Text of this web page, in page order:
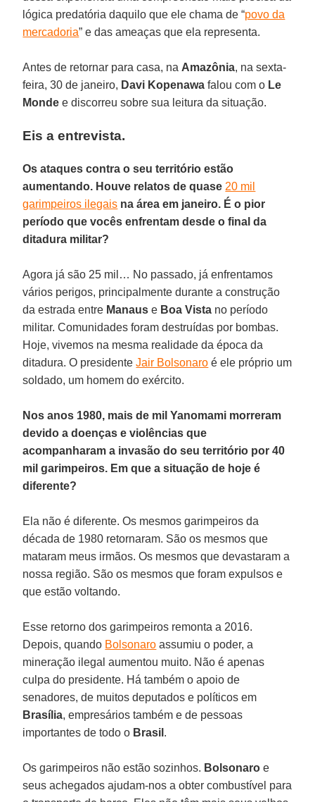
lógica predatória daquilo que ele chama de “povo da
mercadoria” e das ameaças que ela representa.
Antes de retornar para casa, na Amazônia, na sexta-
feira, 30 de janeiro, Davi Kopenawa falou com o Le
Monde e discorreu sobre sua leitura da situação.
Eis a entrevista.
Os ataques contra o seu território estão
aumentando. Houve relatos de quase 20 mil
garimpeiros ilegais na área em janeiro. É o pior
período que vocês enfrentam desde o final da
ditadura militar?
Agora já são 25 mil… No passado, já enfrentamos
vários perigos, principalmente durante a construção
da estrada entre Manaus e Boa Vista no período
militar. Comunidades foram destruídas por bombas.
Hoje, vivemos na mesma realidade da época da
ditadura. O presidenteJair Bolsonaro é ele próprio um
soldado, um homem do exército.
Nos anos 1980, mais de mil Yanomami morreram
devido a doenças e violências que
acompanharam a invasão do seu território por 40
mil garimpeiros. Em que a situação de hoje é
diferente?
Ela não é diferente. Os mesmos garimpeiros da
década de 1980 retornaram. São os mesmos que
mataram meus irmãos. Os mesmos que devastaram a
nossa região. São os mesmos que foram expulsos e
que estão voltando.
Esse retorno dos garimpeiros remonta a 2016.
Depois, quando Bolsonaro assumiu o poder, a
mineração ilegal aumentou muito. Não é apenas
culpa do presidente. Há também o apoio de
senadores, de muitos deputados e políticos em
Brasília, empresários também e de pessoas
importantes de todo o Brasil .
Os garimpeiros não estão sozinhos. Bolsonaro e
seus achegados ajudam-nos a obter combustível para